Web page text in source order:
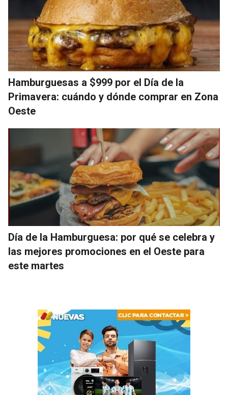
Hamburguesas a $999 por el Día de la
Primavera: cuándo y dónde comprar en Zona
Oeste
Día de la Hamburguesa: por qué se celebra y
las mejores promociones en el Oeste para
este martes